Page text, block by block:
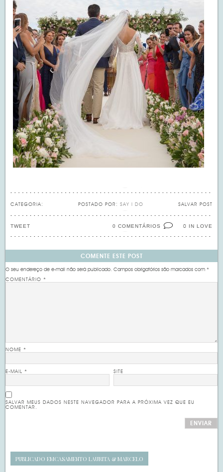
CATEGORIA: SALVAR POST
POSTADO POR: SAY I DO
0 IN LOVE
0 COMENTÁRIOS
TWEET
COMENTE ESTE POST
O seu endereço de e-mail não será publicado. Campos obrigatórios são marcados com*
COMENTÁRIO*
NOME*
E-MAIL* SITE
SALVAR MEUS DADOS NESTE NAVEGADOR PARA A PRÓXIMA VEZ QUE EU
COMENTAR.
PUBLICADO EMCASAMENTO LAURITA & MARCELO